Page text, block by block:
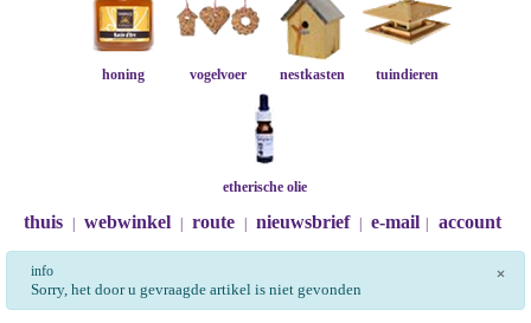
honing vogelvoer nestkasten tuindieren
etherische olie
thuis webwinkel route nieuwsbrief e-mail account
×
info
Sorry, het door u gevraagde artikel is niet gevonden